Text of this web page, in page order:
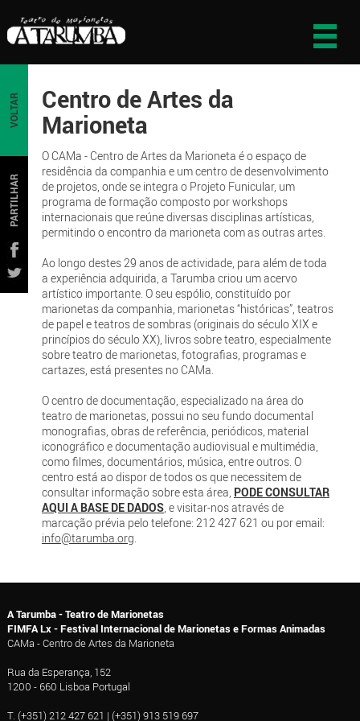
VOLTAR
PARTILHAR
Centro de Artes da
Marioneta
O CAMa - Centro de Artes da Marioneta é o espaço de
residência da companhia e um centro de desenvolvimento
de projetos, onde se integra o Projeto Funicular, um
programa de formação composto por workshops
internacionais que reúne diversas disciplinas artísticas,
permitindo o encontro da marioneta com as outras artes.
Ao longo destes 29 anos de actividade, para além de toda
a experiência adquirida, a Tarumba criou um acervo
artístico importante. O seu espólio, constituído por
marionetas da companhia, marionetas “históricas”, teatros
de papel e teatros de sombras (originais do século XIX e
princípios do século XX), livros sobre teatro, especialmente
sobre teatro de marionetas, fotografias, programas e
cartazes, está presentes no CAMa.
O centro de documentação, especializado na área do
teatro de marionetas, possui no seu fundo documental
monografias, obras de referência, periódicos, material
iconográfico e documentação audiovisual e multimédia,
como filmes, documentários, música, entre outros. O
centro está ao dispor de todos os que necessitem de
consultar informação sobre esta área, PODE CONSULTAR
AQUI A BASE DE DADOS, e visitar-nos através de
marcação prévia pelo telefone: 212 427 621 ou por email:
info@tarumba.org.
A Tarumba - Teatro de Marionetas
FIMFA Lx - Festival Internacional de Marionetas e Formas Animadas
CAMa - Centro de Artes da Marioneta
Rua da Esperança, 152
1200 - 660 Lisboa Portugal
T. (+351) 212 427 621 | (+351) 913 519 697